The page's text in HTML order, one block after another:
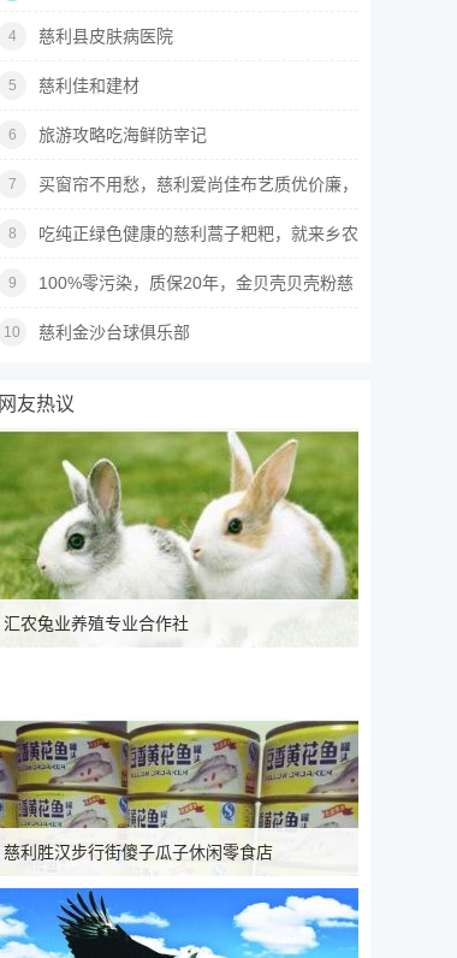
品牌产品值得信赖
4 慈利县皮肤病医院
5 慈利佳和建材
6 旅游攻略吃海鲜防宰记
7
买窗帘不用愁，慈利爱尚佳布艺质优价廉，
给您专业的服务！
8
吃纯正绿色健康的慈利蒿子粑粑，就来乡农
9
100%零污染，质保20年，金贝壳贝壳粉慈
利店用心守护您的健康！
10 慈利金沙台球俱乐部
网友热议
汇农兔业养殖专业合作社
慈利胜汉步行街傻子瓜子休闲零食店